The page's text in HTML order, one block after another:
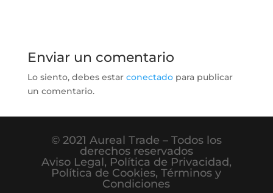
Enviar un comentario
Lo siento, debes estar conectadopara publicar
un comentario.
© 2021 Aureal Trade – Todos los
derechos reservados
Aviso Legal, Política de Privacidad,
Política de Cookies,Términos y
Condiciones